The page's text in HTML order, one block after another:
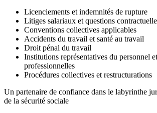
Licenciements et indemnités de rupture
Litiges salariaux et questions
Conventions collectives applicables
Accidents du travail et santé au travail
Droit pénal du travail
Institutions représentatives du personnel
professionnelles
Procédures collectives et restructurations
Un partenaire de confiance dans le labyrinthe
de la sécurité sociale